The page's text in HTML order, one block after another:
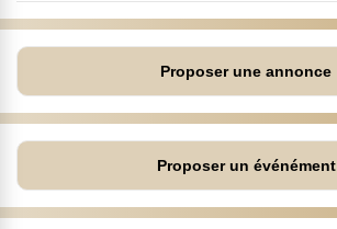
Proposer une annonce
Proposer un événément